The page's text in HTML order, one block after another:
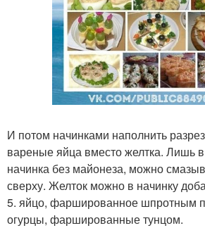
И потом начинками наполнить
вареные яйца вместо желтка. Лишь
начинка без майонеза, можно
сверху. Желток можно в начинку
5. яйцо, фаршированное шпротным
огурцы, фаршированные тунцом.